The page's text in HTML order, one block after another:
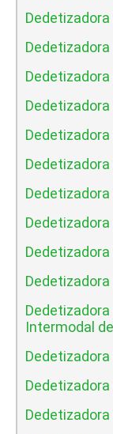
Intermodal